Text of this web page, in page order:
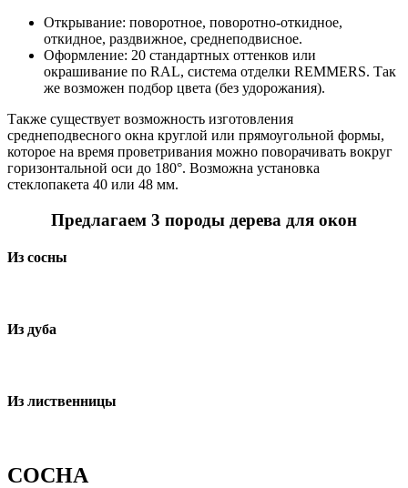
Открывание: поворотное, поворотно-откидное,
откидное, раздвижное, среднеподвисное.
Оформление: 20 стандартных оттенков или
окрашивание по RAL, система отделки REMMERS. Так
же возможен подбор цвета (без удорожания).
Также существует возможность изготовления
среднеподвесного окна круглой или прямоугольной формы,
которое на время проветривания можно поворачивать вокруг
горизонтальной оси до 180°. Возможна установка
стеклопакета 40 или 48 мм.
Предлагаем 3 породы дерева для окон
Из сосны
Из дуба
Из лиственницы
СОСНА